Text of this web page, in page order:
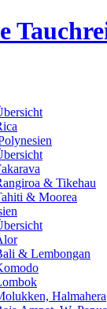
& Tikehau
& Moorea
& Lembongan
Halmahera